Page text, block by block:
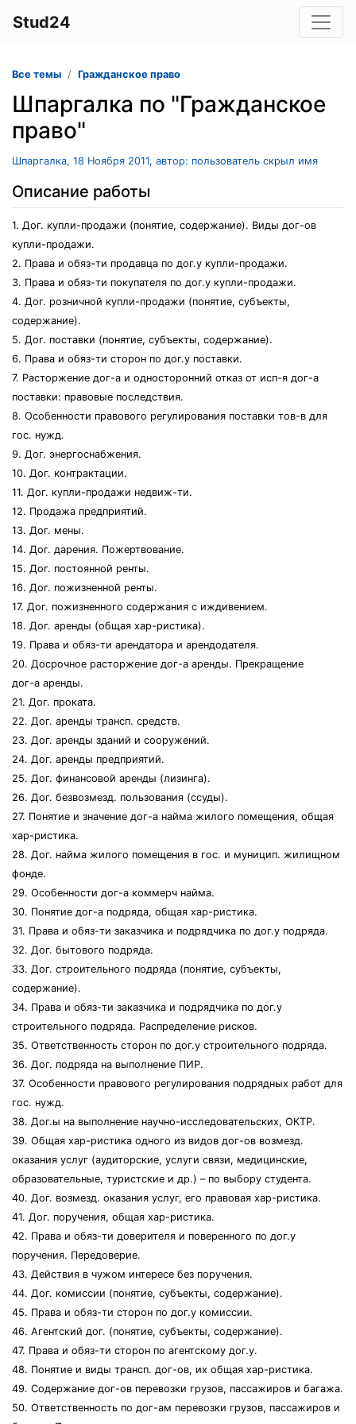
Stud24
Все темы Гражданское право
Шпаргалка по "Гражданское
право"
Шпаргалка, 18 Ноября 2011, автор: пользователь скрыл имя
Описание работы
1. Дог. купли-продажи (понятие, содержание). Виды дог-ов
купли-продажи.
2. Права и обяз-ти продавца по дог.у купли-продажи.
3. Права и обяз-ти покупателя по дог.у купли-продажи.
4. Дог. розничной купли-продажи (понятие, субъекты,
содержание).
5. Дог. поставки (понятие, субъекты, содержание).
6. Права и обяз-ти сторон по дог.у поставки.
7. Расторжение дог-а и односторонний отказ от исп-я дог-а
поставки: правовые последствия.
8. Особенности правового регулирования поставки тов-в для
гос. нужд.
9. Дог. энергоснабжения.
10. Дог. контрактации.
11. Дог. купли-продажи недвиж-ти.
12. Продажа предприятий.
13. Дог. мены.
14. Дог. дарения. Пожертвование.
15. Дог. постоянной ренты.
16. Дог. пожизненной ренты.
17. Дог. пожизненного содержания с иждивением.
18. Дог. аренды (общая хар-ристика).
19. Права и обяз-ти арендатора и арендодателя.
20. Досрочное расторжение дог-а аренды. Прекращение
дог-а аренды.
21. Дог. проката.
22. Дог. аренды трансп. средств.
23. Дог. аренды зданий и сооружений.
24. Дог. аренды предприятий.
25. Дог. финансовой аренды (лизинга).
26. Дог. безвозмезд. пользования (ссуды).
27. Понятие и значение дог-а найма жилого помещения, общая
хар-ристика.
28. Дог. найма жилого помещения в гос. и муницип. жилищном
фонде.
29. Особенности дог-а коммерч найма.
30. Понятие дог-а подряда, общая хар-ристика.
31. Права и обяз-ти заказчика и подрядчика по дог.у подряда.
32. Дог. бытового подряда.
33. Дог. строительного подряда (понятие, субъекты,
содержание).
34. Права и обяз-ти заказчика и подрядчика по дог.у
строительного подряда. Распределение рисков.
35. Ответственность сторон по дог.у строительного подряда.
36. Дог. подряда на выполнение ПИР.
37. Особенности правового регулирования подрядных работ для
гос. нужд.
38. Дог.ы на выполнение научно-исследовательских, ОКТР.
39. Общая хар-ристика одного из видов дог-ов возмезд.
оказания услуг (аудиторские, услуги связи, медицинские,
образовательные, туристские и др.) – по выбору студента.
40. Дог. возмезд. оказания услуг, его правовая хар-ристика.
41. Дог. поручения, общая хар-ристика.
42. Права и обяз-ти доверителя и поверенного по дог.у
поручения. Передоверие.
43. Действия в чужом интересе без поручения.
44. Дог. комиссии (понятие, субъекты, содержание).
45. Права и обяз-ти сторон по дог.у комиссии.
46. Агентский дог. (понятие, субъекты, содержание).
47. Права и обяз-ти сторон по агентскому дог.у.
48. Понятие и виды трансп. дог-ов, их общая хар-ристика.
49. Содержание дог-ов перевозки грузов, пассажиров и багажа.
50. Ответственность по дог-ам перевозки грузов, пассажиров и